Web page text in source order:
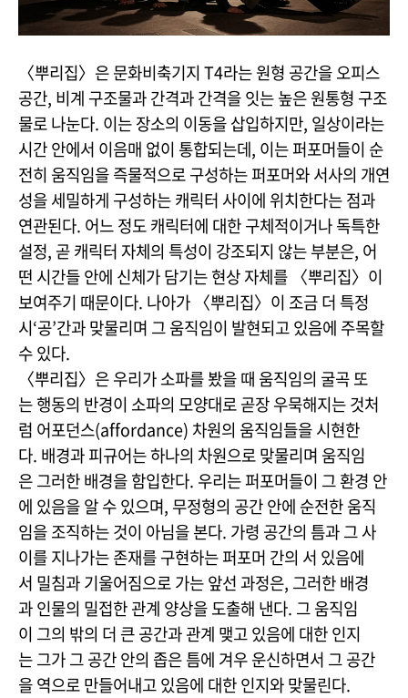
〈뿌리집〉은 문화비축기지 T4라는 원형 공간을 오피스
공간, 비계 구조물과 간격과 간격을 잇는 높은 원통형 구조
물로 나눈다. 이는 장소의 이동을 삽입하지만, 일상이라는
시간 안에서 이음매 없이 통합되는데, 이는 퍼포머들이 순
전히 움직임을 즉물적으로 구성하는 퍼포머와 서사의 개연
성을 세밀하게 구성하는 캐릭터 사이에 위치한다는 점과
연관된다. 어느 정도 캐릭터에 대한 구체적이거나 독특한
설정, 곧 캐릭터 자체의 특성이 강조되지 않는 부분은, 어
떤 시간들 안에 신체가 담기는 현상 자체를 〈뿌리집〉이
보여주기 때문이다. 나아가 〈뿌리집〉이 조금 더 특정
시‘공’간과 맞물리며 그 움직임이 발현되고 있음에 주목할
수 있다.
〈뿌리집〉은 우리가 소파를 봤을 때 움직임의 굴곡 또
는 행동의 반경이 소파의 모양대로 곧장 우묵해지는 것처
럼 어포던스(affordance) 차원의 움직임들을 시현한
다. 배경과 피규어는 하나의 차원으로 맞물리며 움직임
은 그러한 배경을 함입한다. 우리는 퍼포머들이 그 환경 안
에 있음을 알 수 있으며, 무정형의 공간 안에 순전한 움직
임을 조직하는 것이 아님을 본다. 가령 공간의 틈과 그 사
이를 지나가는 존재를 구현하는 퍼포머 간의 서 있음에
서 밀침과 기울어짐으로 가는 앞선 과정은, 그러한 배경
과 인물의 밀접한 관계 양상을 도출해 낸다. 그 움직임
이 그의 밖의 더 큰 공간과 관계 맺고 있음에 대한 인지
는 그가 그 공간 안의 좁은 틈에 겨우 운신하면서 그 공간
을 역으로 만들어내고 있음에 대한 인지와 맞물린다.